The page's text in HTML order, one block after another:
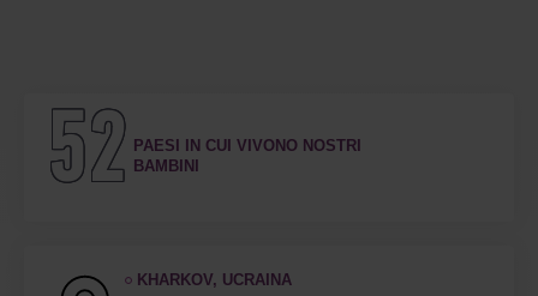
52 PAESI IN CUI VIVONO NOSTRI
BAMBINI
KHARKOV, UCRAINA